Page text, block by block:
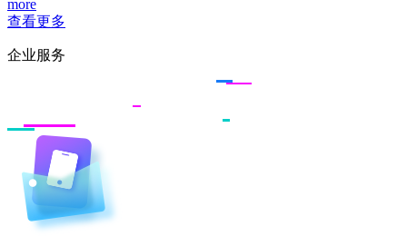
more
查看更多
企业服务